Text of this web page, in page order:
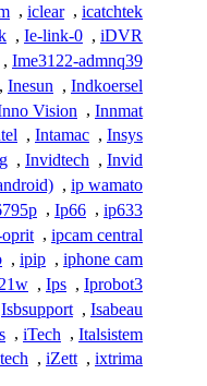
icatchtek
,
iclear
,
iDVR
,
Ie-link-0
,
Ime3122-admnq39
,
Indkoersel
,
Inesun
,
Innmat
,
Vision
Insys
,
Intamac
,
Invid
,
Invidtech
,
ip wamato
,
ip633
,
Ip66
,
ipcam central
,
iphone cam
,
ipip
,
Iprobot3
,
Ips
,
Isabeau
,
Isbsupport
Italsistem
,
iTech
,
ixtrima
,
iZett
,